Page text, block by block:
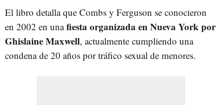
El libro detalla que Combs y Ferguson se conocieron
en 2002 en unafiesta organizada en Nueva York por
Ghislaine Maxwell, actualmente cumpliendo una
condena de 20 años por tráfico sexual de menores.